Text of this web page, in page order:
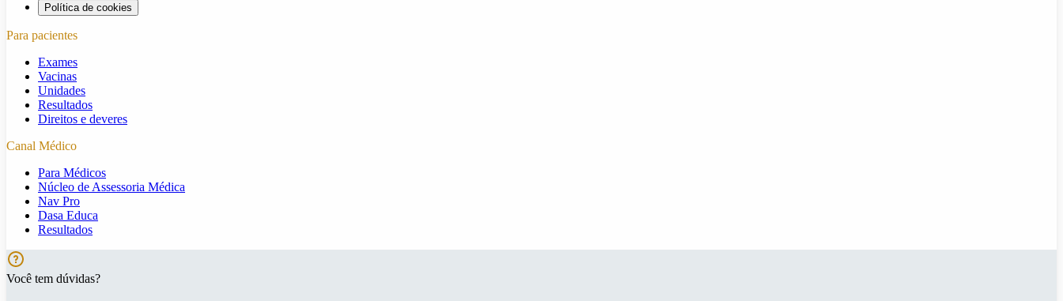
Política de cookies
Para pacientes
Exames
Vacinas
Unidades
Resultados
Direitos e deveres
Canal Médico
Para Médicos
Núcleo de Assessoria Médica
Nav Pro
Dasa Educa
Resultados
Você tem dúvidas?